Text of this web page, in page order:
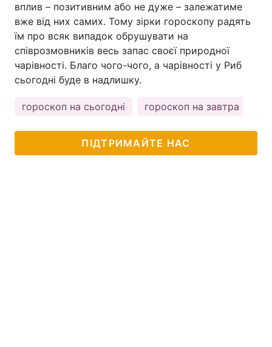
вплив – позитивним або не дуже – залежатиме
вже від них самих. Тому зірки гороскопу радять
їм про всяк випадок обрушувати на
співрозмовників весь запас своєї природної
чарівності. Благо чого-чого, а чарівності у Риб
сьогодні буде в надлишку.
гороскоп на сьогодні гороскоп на завтра
ПІДТРИМАЙТЕ НАС